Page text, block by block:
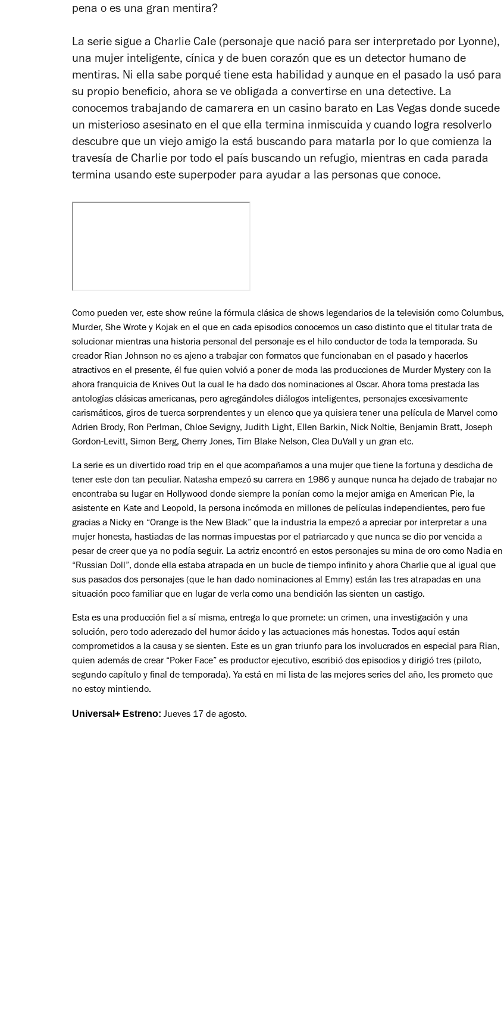
pena o es una gran mentira?
La serie sigue a Charlie Cale (personaje que nació para ser interpretado por Lyonne),
una mujer inteligente, cínica y de buen corazón que es un detector humano de
mentiras. Ni ella sabe porqué tiene esta habilidad y aunque en el pasado la usó para
su propio beneficio, ahora se ve obligada a convertirse en una detective. La
conocemos trabajando de camarera en un casino barato en Las Vegas donde sucede
un misterioso asesinato en el que ella termina inmiscuida y cuando logra resolverlo
descubre que un viejo amigo la está buscando para matarla por lo que comienza la
travesía de Charlie por todo el país buscando un refugio, mientras en cada parada
termina usando este superpoder para ayudar a las personas que conoce.
Como pueden ver, este show reúne la fórmula clásica de shows legendarios de la televisión como Columbus,
Murder, She Wrote y Kojak en el que en cada episodios conocemos un caso distinto que el titular trata de
solucionar mientras una historia personal del personaje es el hilo conductor de toda la temporada. Su
creador Rian Johnson no es ajeno a trabajar con formatos que funcionaban en el pasado y hacerlos
atractivos en el presente, él fue quien volvió a poner de moda las producciones de Murder Mystery con la
ahora franquicia de Knives Out la cual le ha dado dos nominaciones al Oscar. Ahora toma prestada las
antologías clásicas americanas, pero agregándoles diálogos inteligentes, personajes excesivamente
carismáticos, giros de tuerca sorprendentes y un elenco que ya quisiera tener una película de Marvel como
Adrien Brody, Ron Perlman, Chloe Sevigny, Judith Light, Ellen Barkin, Nick Noltie, Benjamin Bratt, Joseph
Gordon-Levitt, Simon Berg, Cherry Jones, Tim Blake Nelson, Clea DuVall y un gran etc.
La serie es un divertido road trip en el que acompañamos a una mujer que tiene la fortuna y desdicha de
tener este don tan peculiar. Natasha empezó su carrera en 1986 y aunque nunca ha dejado de trabajar no
encontraba su lugar en Hollywood donde siempre la ponían como la mejor amiga en American Pie, la
asistente en Kate and Leopold, la persona incómoda en millones de películas independientes, pero fue
gracias a Nicky en “Orange is the New Black” que la industria la empezó a apreciar por interpretar a una
mujer honesta, hastiadas de las normas impuestas por el patriarcado y que nunca se dio por vencida a
pesar de creer que ya no podía seguir. La actriz encontró en estos personajes su mina de oro como Nadia en
“Russian Doll”, donde ella estaba atrapada en un bucle de tiempo infinito y ahora Charlie que al igual que
sus pasados dos personajes (que le han dado nominaciones al Emmy) están las tres atrapadas en una
situación poco familiar que en lugar de verla como una bendición las sienten un castigo.
Esta es una producción fiel a sí misma, entrega lo que promete: un crimen, una investigación y una
solución, pero todo aderezado del humor ácido y las actuaciones más honestas. Todos aquí están
comprometidos a la causa y se sienten. Este es un gran triunfo para los involucrados en especial para Rian,
quien además de crear “Poker Face” es productor ejecutivo, escribió dos episodios y dirigió tres (piloto,
segundo capítulo y final de temporada). Ya está en mi lista de las mejores series del año, les prometo que
no estoy mintiendo.
Universal+ Estreno: Jueves 17 de agosto.